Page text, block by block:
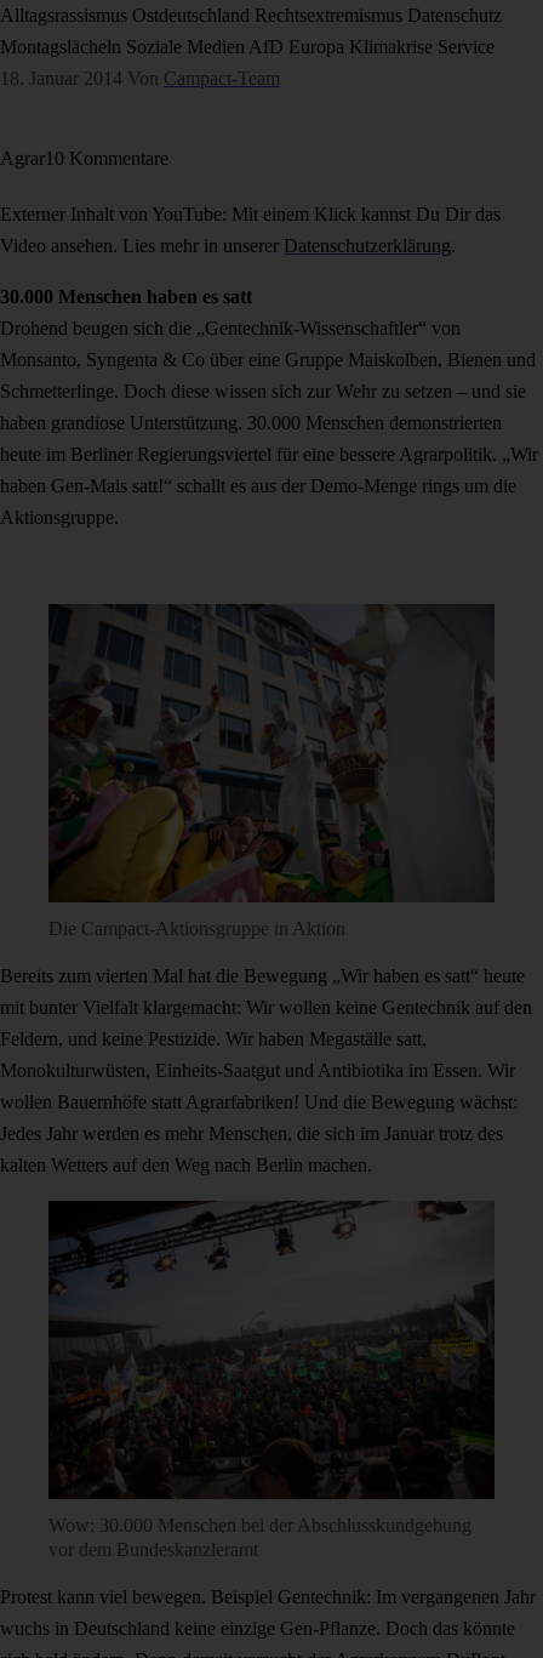
Alltagsrassismus Ostdeutschland Rechtsextremismus Datenschutz
Montagslächeln Soziale Medien AfD Europa Klimakrise Service
18. Januar 2014 Von Campact-Team
Agrar10 Kommentare
Externer Inhalt von YouTube: Mit einem Klick kannst Du Dir das
Video ansehen. Lies mehr in unserer Datenschutzerklärung.
30.000 Menschen haben es satt
Drohend beugen sich die „Gentechnik-Wissenschaftler“ von
Monsanto, Syngenta & Co über eine Gruppe Maiskolben, Bienen und
Schmetterlinge. Doch diese wissen sich zur Wehr zu setzen – und sie
haben grandiose Unterstützung. 30.000 Menschen demonstrierten
heute im Berliner Regierungsviertel für eine bessere Agrarpolitik. „Wir
haben Gen-Mais satt!“ schallt es aus der Demo-Menge rings um die
Aktionsgruppe.
Die Campact-Aktionsgruppe in Aktion
Bereits zum vierten Mal hat die Bewegung „Wir haben es satt“ heute
mit bunter Vielfalt klargemacht: Wir wollen keine Gentechnik auf den
Feldern, und keine Pestizide. Wir haben Megaställe satt,
Monokulturwüsten, Einheits-Saatgut und Antibiotika im Essen. Wir
wollen Bauernhöfe statt Agrarfabriken! Und die Bewegung wächst:
Jedes Jahr werden es mehr Menschen, die sich im Januar trotz des
kalten Wetters auf den Weg nach Berlin machen.
Wow: 30.000 Menschen bei der Abschlusskundgebung
vor dem Bundeskanzleramt
Protest kann viel bewegen. Beispiel Gentechnik: Im vergangenen Jahr
wuchs in Deutschland keine einzige Gen-Pflanze. Doch das könnte